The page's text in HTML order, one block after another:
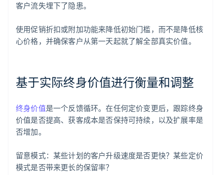
客户流失埋下了隐患。
使用促销折扣或附加功能来降低初始门槛，而不是降低核
心价格，并确保客户从第一天起就了解全部真实价值。
基于实际终身价值进行衡量和调整
终身价值是一个反馈循环。在任何定价变更后，跟踪终身
价值是否提高、获客成本是否保持可持续，以及扩展率是
否增加。
留意模式：某些计划的客户升级速度是否更快？某些定价
模式是否带来更长的保留率？